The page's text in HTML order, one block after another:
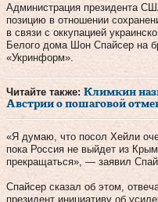
Администрация президента
позицию в отношении
в связи с оккупацией
Белого дома Шон Спайсер на
«Укринформ».
Читайте также: Климкин
Австрии о пошаговой
«Я думаю, что посол Хейли
пока Россия не выйдет из
прекращаться», — заявил
Спайсер сказал об этом,
президент инициативу об